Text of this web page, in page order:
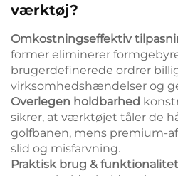
værktøj?
Omkostningseffektiv
former eliminerer
brugerdefinerede ordrer
virksomhedshændelser og
Overlegen holdbarhed
sikrer, at værktøjet tåler de
golfbanen, mens premium-
slid og misfarvning.
Praktisk brug & funktionalitet